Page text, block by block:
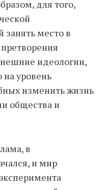
для того,
занять место в
идеологии,
на уровень
изменить жизнь
общества и
в
и мир